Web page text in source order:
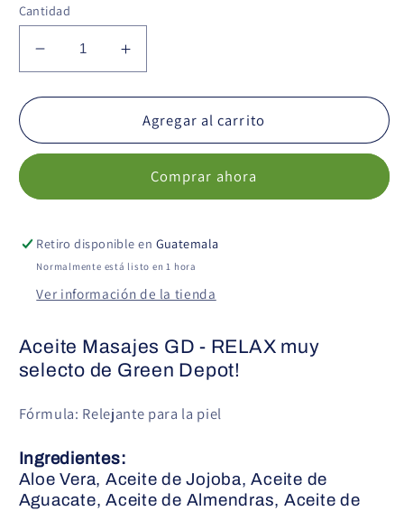
Cantidad
Reducir
cantidad
para
Masajes
GD
Sin
Aumentar
cantidad
para
Aceite
Masajes
Sin
Agregar al carrito
Comprar ahora
Retiro disponible en Guatemala
Normalmente está listo en 1 hora
Ver información de la tienda
Aceite Masajes GD - RELAX muy
selecto de Green Depot!
Fórmula: Relejante para la piel
Ingredientes:
Aloe Vera, Aceite de Jojoba, Aceite de
Aguacate, Aceite de Almendras, Aceite de